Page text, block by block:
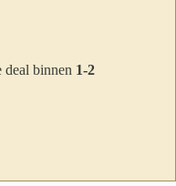
deal binnen 1-2